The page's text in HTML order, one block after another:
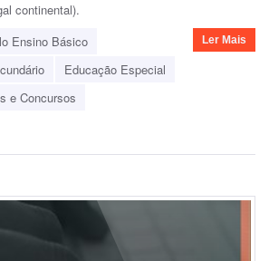
continental).
Ensino Básico
Educação Especial
e Concursos
Ler Mais